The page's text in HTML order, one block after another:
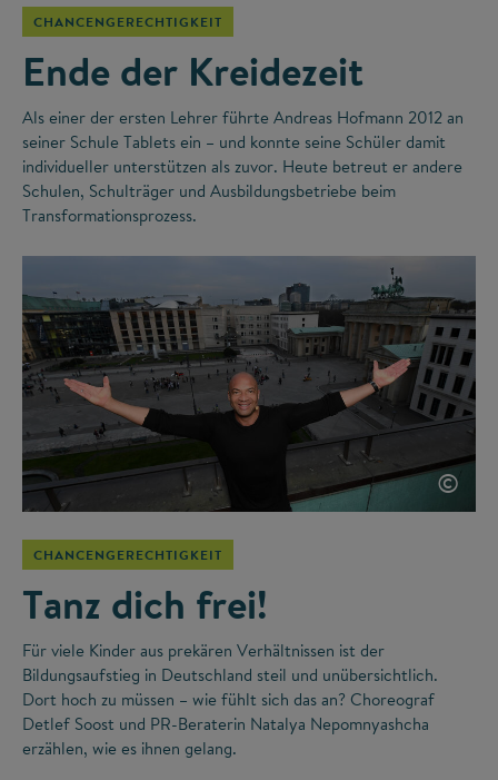
CHANCENGERECHTIGKEIT
Ende der Kreidezeit
Als einer der ersten Lehrer führte Andreas Hofmann 2012 an
seiner Schule Tablets ein – und konnte seine Schüler damit
individueller unterstützen als zuvor. Heute betreut er andere
Schulen, Schulträger und Ausbildungsbetriebe beim
Transformationsprozess.
©
CHANCENGERECHTIGKEIT
Tanz dich frei!
Für viele Kinder aus prekären Verhältnissen ist der
Bildungsaufstieg in Deutschland steil und unübersichtlich.
Dort hoch zu müssen – wie fühlt sich das an? Choreograf
Detlef Soost und PR-Beraterin Natalya Nepomnyashcha
erzählen, wie es ihnen gelang.